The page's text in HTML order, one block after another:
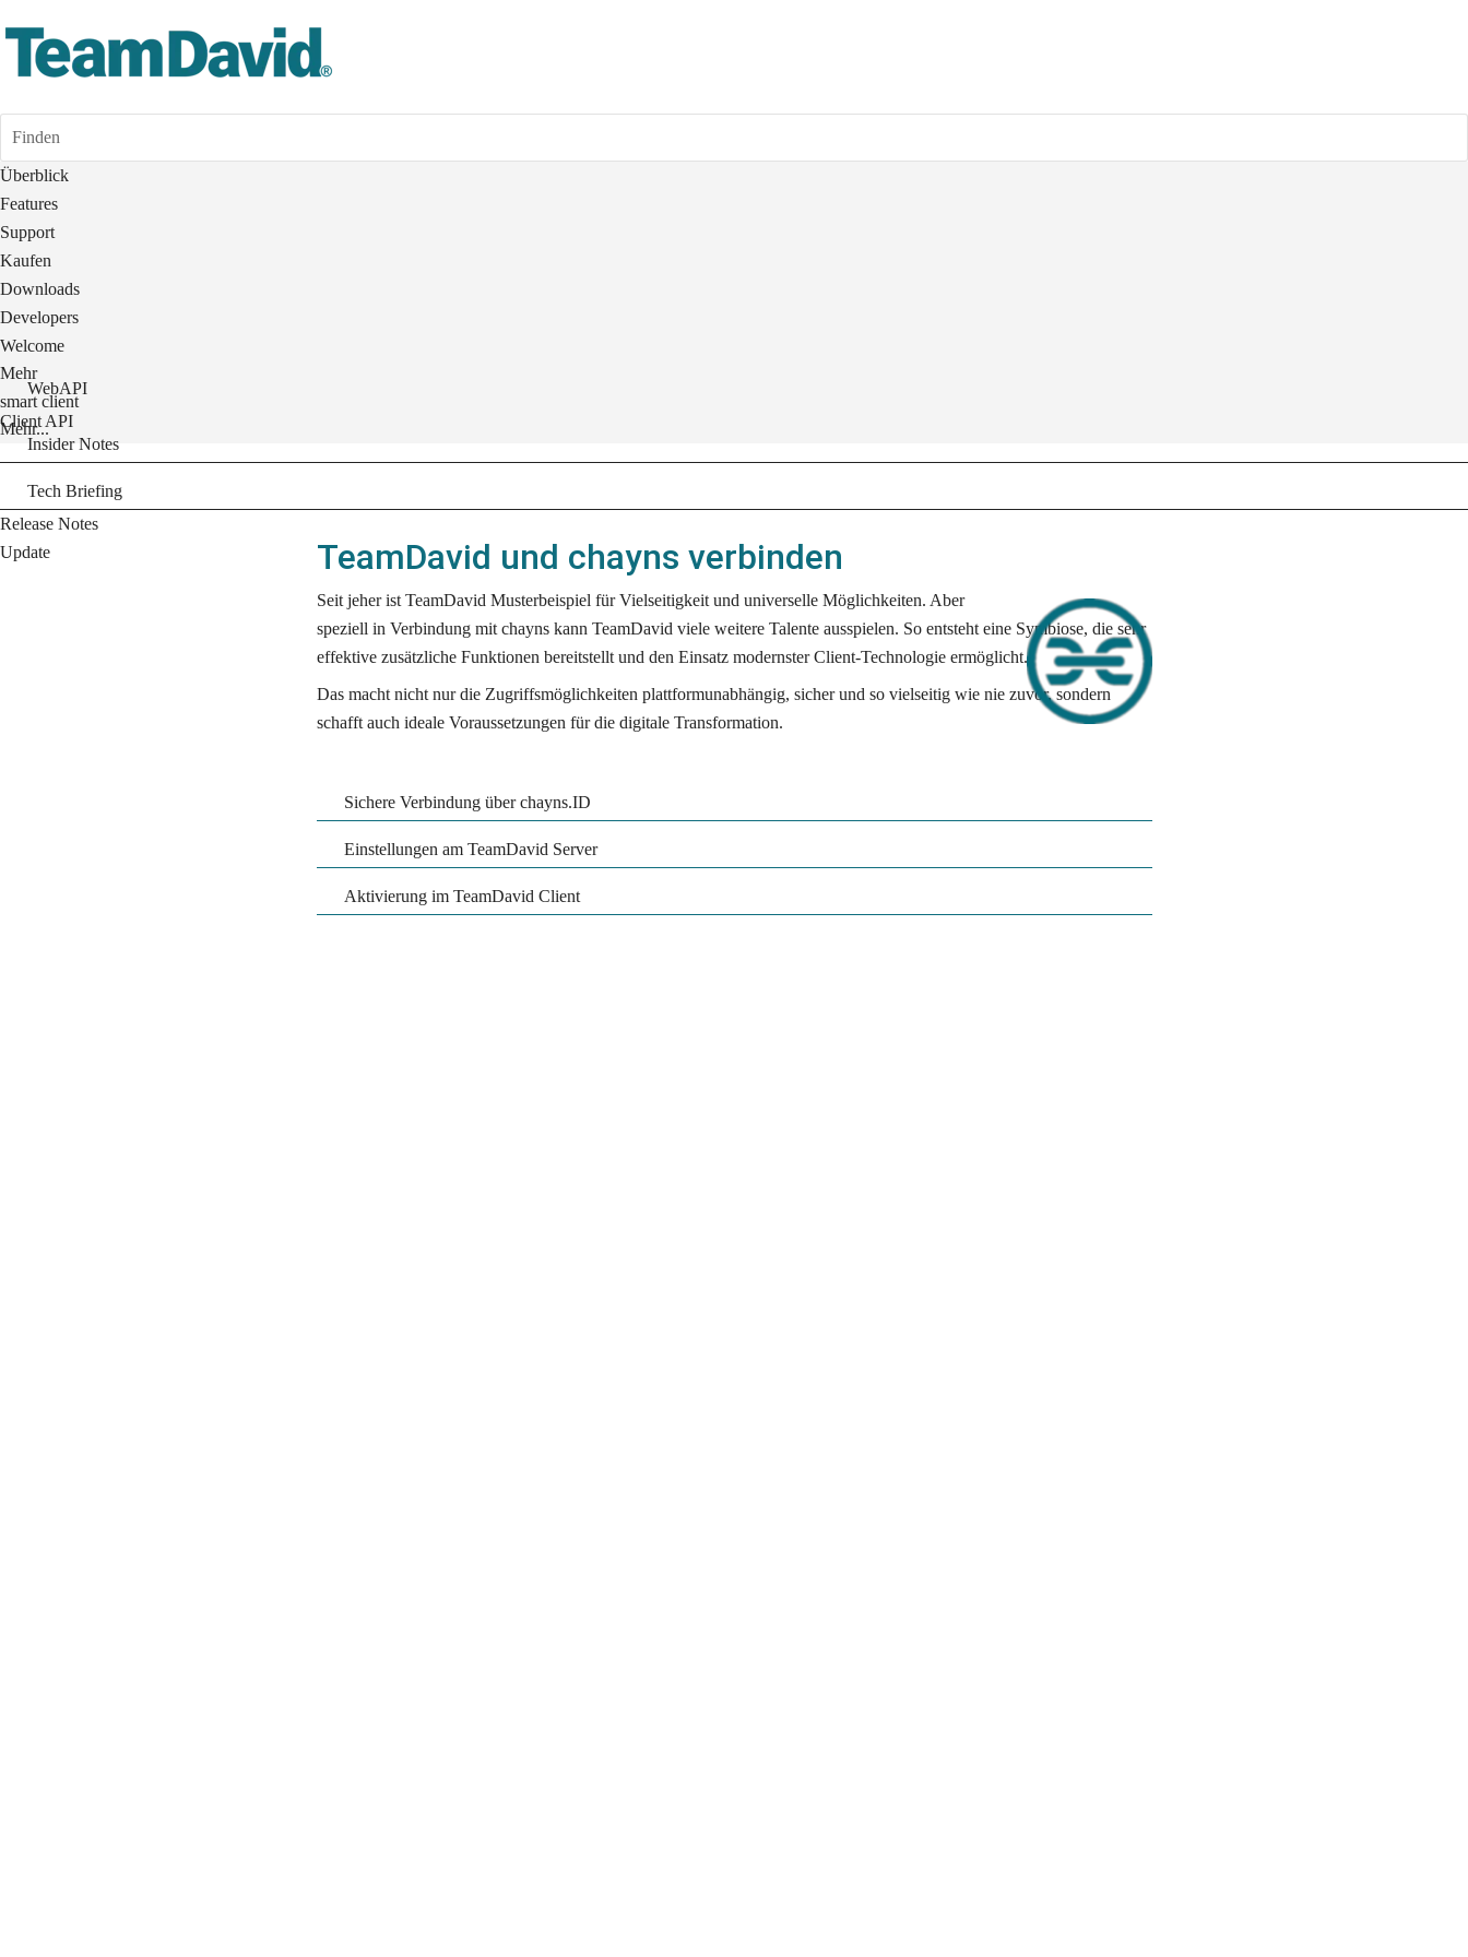
Finden
Überblick
Features
Support
Kaufen
Downloads
Developers
Welcome
WebAPI
Client API
Mehr
smart client
Insider Notes
Tech Briefing
Release Notes
Update
Mehr...
TeamDavid und chayns verbinden
Seit jeher ist TeamDavid Musterbeispiel für Vielseitigkeit und universelle Möglichkeiten. Aber
speziell in Verbindung mit chayns kann TeamDavid viele weitere Talente ausspielen. So entsteht eine Symbiose, die sehr
effektive zusätzliche Funktionen bereitstellt und den Einsatz modernster Client-Technologie ermöglicht.
Das macht nicht nur die Zugriffsmöglichkeiten plattformunabhängig, sicher und so vielseitig wie nie zuvor, sondern
schafft auch ideale Voraussetzungen für die digitale Transformation.
Sichere Verbindung über chayns.ID
Einstellungen am TeamDavid Server
Aktivierung im TeamDavid Client